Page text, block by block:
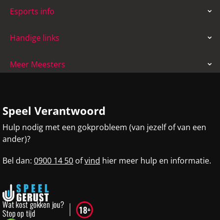
Esports info
Handige links
Meer Meesters
Speel Verantwoord
Hulp nodig met een gokprobleem (van jezelf of van een
ander)?
Bel dan: 0900 14 50 ofvind hier meer hulp en informatie.